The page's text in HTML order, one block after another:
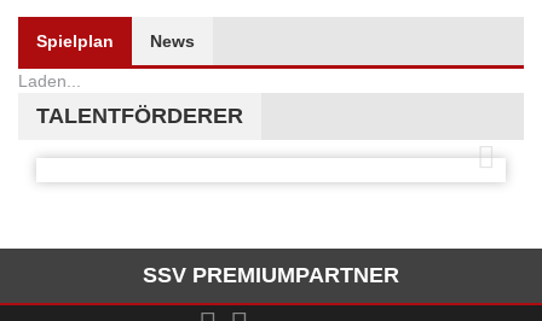
Spielplan News
Laden...
TALENTFÖRDERER
SSV PREMIUMPARTNER